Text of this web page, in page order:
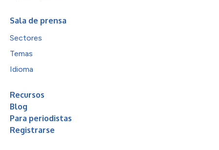
Sala de prensa
Sectores
Temas
Idioma
Recursos
Blog
Para periodistas
Registrarse